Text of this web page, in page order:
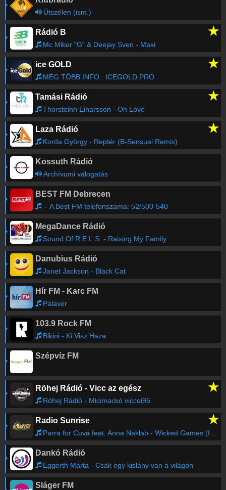
20:05
TERMEKMEGJELENITEST TARTALMAZ 12
19:01 DeejayOneShow
Régebbi számok lekérése
Útszélen (ism.)
Rádió B ★
Mc Miker "G" & Deejay Sven - Maxi
ice GOLD ★
MÉG TÖBB INFO : ICEGOLD.PRO
Tamási Rádió ★
Thorsteinn Einarsson - Oh Love
Laza Rádió ★
Korda György - Reptér (B-Sensual Remix)
Kossuth Rádió
Archívumi válogatás
BEST FM Debrecen
- A Best FM telefonszama: 52/500-540
MegaDance Rádió
Sound Of R.E.L.S. - Raising My Family
Danubius Rádió
Janet Jackson - Black Cat
Hír FM - Karc FM
Palaver
103.9 Rock FM
Bikini - Ki Visz Haza
Szépvíz FM
Röhej Rádió - Vicc az egész ★
Röhej Rádió - Micimackó viccei95
Radio Sunrise ★
Parra for Cuva feat. Anna Naklab - Wicked Games (feat. Anna Naklab)
Dankó Rádió
Eggerth Márta - Csak egy kislány van a világon
Sláger FM